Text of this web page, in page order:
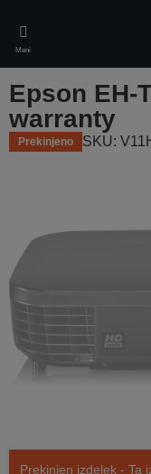
main
content
Meni
Epson EH-
warranty
Prekinjeno SKU:
Prekinjen izdelek - Ta